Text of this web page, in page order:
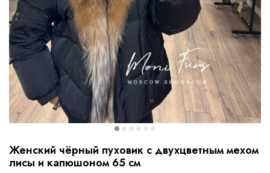
Женский чёрный пуховик с двухцветным мехом
лисы и капюшоном 65 см